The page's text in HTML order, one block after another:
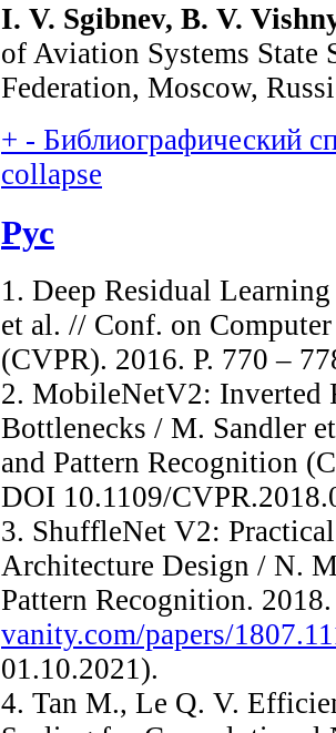
I. V. Sgibnev, B. V.
of Aviation Systems State
Federation, Moscow,
+ - Библиографический
collapse
Рус
1. Deep Residual
et al. // Conf. on
(CVPR). 2016. Р. 770 –
2. MobileNetV2: Inverted
Bottlenecks / M. Sandler
and Pattern Recognition
DOI 10.1109/
3. ShuffleNet V2:
Architecture Design / N.
Pattern Recognition.
vanity.com/papers/
01.10.2021).
4. Tan M., Le Q. V.